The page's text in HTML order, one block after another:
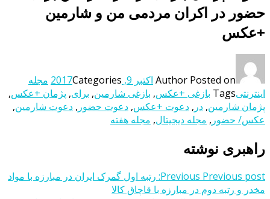
حضور در اکران مردمی من و شارمین
+عکس
Author Posted on اکتبر 9, 2017 Categories
مجله
اینترنتیTags بازغی +عکس, بازغی شارمین, برای, پژمان +عکس,
پژمان شارمین, در , دعوت +عکس, دعوت حضور , دعوت شارمین,
عکس/ حضور , مجله دیجیتال, مجله هفته
راهبری نوشته
Previous Previous post:
رتبه اول گمرک ایران در مبارزه با مواد
مخدر و رتبه دوم در مبارزه با قاچاق کالا